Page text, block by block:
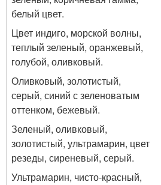
белый цвет.
Цвет индиго, морской волны,
теплый зеленый, оранжевый,
голубой, оливковый.
Оливковый, золотистый,
серый, синий с зеленоватым
оттенком, бежевый.
Зеленый, оливковый,
золотистый, ультрамарин, цвет
резеды, сиреневый, серый.
Ультрамарин, чисто-красный,